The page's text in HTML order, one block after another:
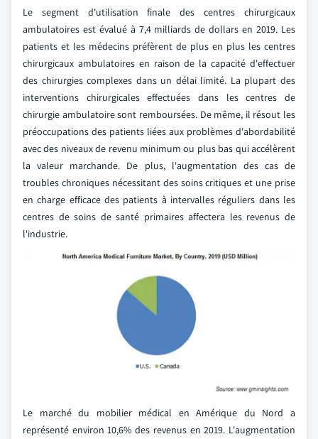
Le segment d'utilisation finale des centres chirurgicaux
ambulatoires est évalué à 7,4 milliards de dollars en 2019. Les
patients et les médecins préfèrent de plus en plus les centres
chirurgicaux ambulatoires en raison de la capacité d'effectuer
des chirurgies complexes dans un délai limité. La plupart des
interventions chirurgicales effectuées dans les centres de
chirurgie ambulatoire sont remboursées. De même, il résout les
préoccupations des patients liées aux problèmes d'abordabilité
avec des niveaux de revenu minimum ou plus bas qui accélèrent
la valeur marchande. De plus, l'augmentation des cas de
troubles chroniques nécessitant des soins critiques et une prise
en charge efficace des patients à intervalles réguliers dans les
centres de soins de santé primaires affectera les revenus de
l'industrie.
Le marché du mobilier médical en Amérique du Nord a
représenté environ 10,6% des revenus en 2019. L'augmentation